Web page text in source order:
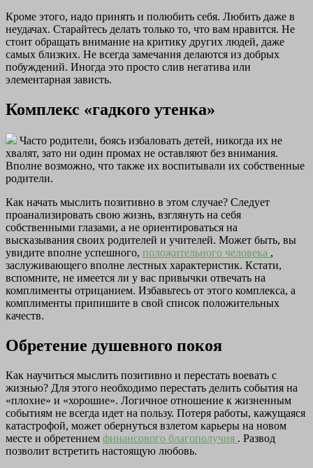
Кроме этого, надо принять и полюбить себя. Любить даже в
неудачах. Старайтесь делать только то, что вам нравится. Не
стоит обращать внимание на критику других людей, даже
самых близких. Не всегда замечания делаются из добрых
побуждений. Иногда это просто слив негатива или
элементарная зависть.
Комплекс «гадкого утенка»
Часто родители, боясь избаловать детей, никогда их не
хвалят, зато ни один промах не оставляют без внимания.
Вполне возможно, что также их воспитывали их собственные
родители.
Как начать мыслить позитивно в этом случае? Следует
проанализировать свою жизнь, взглянуть на себя
собственными глазами, а не ориентироваться на
высказывания своих родителей и учителей. Может быть, вы
увидите вполне успешного, положительного человека ,
заслуживающего вполне лестных характеристик. Кстати,
вспомните, не имеется ли у вас привычки отвечать на
комплименты отрицанием. Избавьтесь от этого комплекса, а
комплименты припишите в свой список положительных
качеств.
Обретение душевного покоя
Как научиться мыслить позитивно и перестать воевать с
жизнью? Для этого необходимо перестать делить события на
«плохие» и «хорошие». Логичное отношение к жизненным
событиям не всегда идет на пользу. Потеря работы, кажущаяся
катастрофой, может обернуться взлетом карьеры на новом
месте и обретением финансового благополучия . Развод
позволит встретить настоящую любовь.